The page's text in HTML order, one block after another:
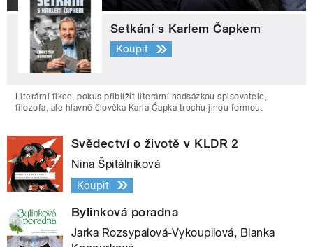
Setkání s Karlem Čapkem
Koupit
Literární fikce, pokus přiblížit literární nadsázkou spisovatele,
filozofa, ale hlavně člověka Karla Čapka trochu jinou formou.
Svědectví o životě v KLDR 2
Nina Špitálníková
Koupit
Bylinková poradna
Jarka Rozsypalová-Vykoupilová, Blanka